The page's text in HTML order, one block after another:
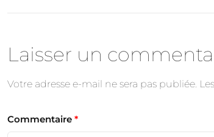
Laisser un
Votre adresse e-mail ne sera pas publiée.
Commentaire *